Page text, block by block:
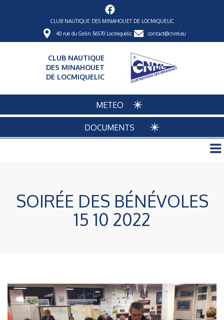
CLUB NAUTIQUE DES MINAHOUET DE LOCMIQUELIC
40 rue du Gelin 56570 Locmiquelic contact@cnml.eu
CLUB NAUTIQUE
DES MINAHOUET
DE LOCMIQUELIC
METEO
DOCUMENTS
SOIRÉE DES BÉNÉVOLES
15 10 2022